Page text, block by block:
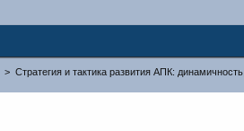
> Стратегия и тактика развития АПК: динамичность,